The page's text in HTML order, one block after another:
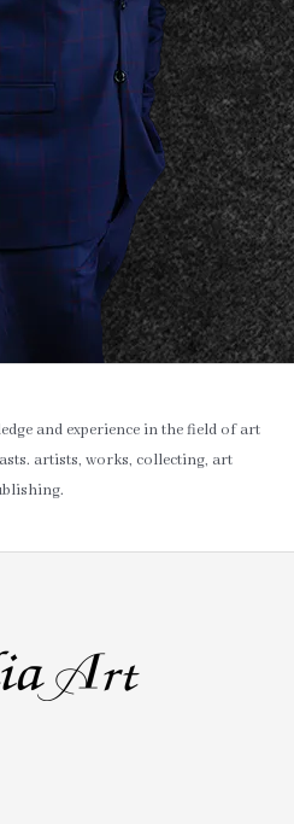
and experience in the field of art
artists, works, collecting, art